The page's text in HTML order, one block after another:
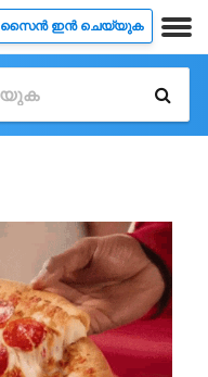
സൈൻ ഇൻ ചെയ്യുക